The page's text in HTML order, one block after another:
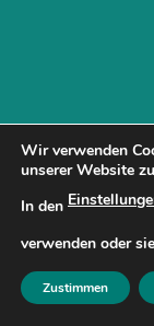
Wir verwenden
unserer Website
In den
verwenden oder
Zustimmen